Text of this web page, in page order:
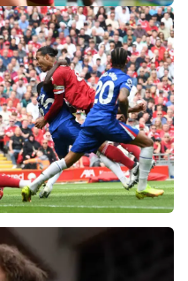
тренеров
обыграть нынешний